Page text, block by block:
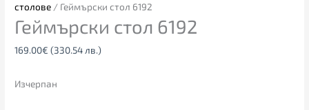
столове / Геймърски стол 6192
Геймърски стол 6192
169.00€ (330.54 лв.)
Изчерпан